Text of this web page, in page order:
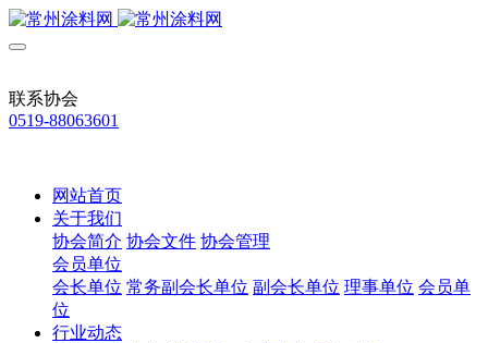
联系协会
0519-88063601
网站首页
关于我们
协会简介 协会文件 协会管理
会员单位
会长单位 常务副会长单位 副会长单位 理事单位 会员单
位
行业动态